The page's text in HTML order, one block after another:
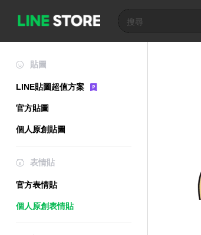
貼圖
LINE貼圖超值方案
官方貼圖
個人原創貼圖
表情貼
官方表情貼
個人原創表情貼